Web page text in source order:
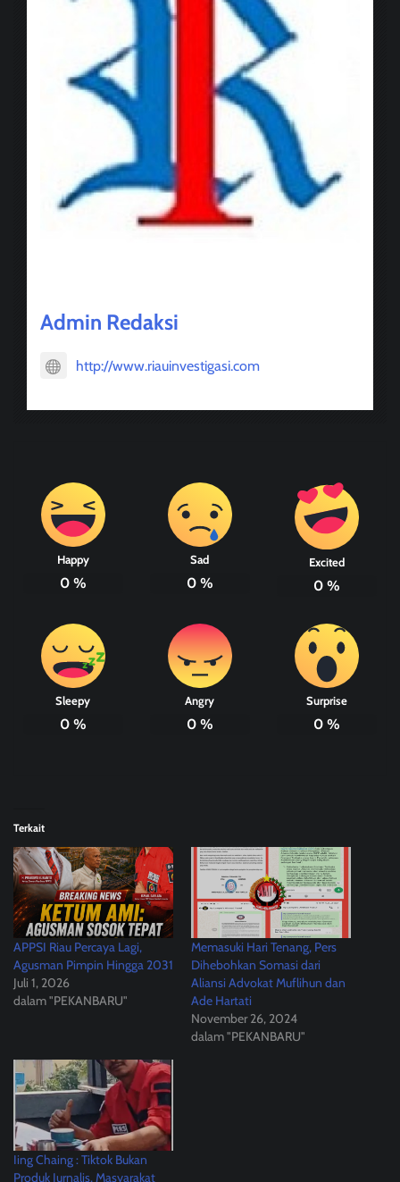
Admin Redaksi
http://www.riauinvestigasi.com
Happy
0%
Sad
0%
Excited
0%
Sleepy
0%
Angry
0%
Surprise
0%
Terkait
APPSI Riau Percaya Lagi,
Agusman Pimpin Hingga 2031
Juli 1, 2026
dalam "PEKANBARU"
Memasuki Hari Tenang, Pers
Dihebohkan Somasi dari
Aliansi Advokat Muflihun dan
Ade Hartati
November 26, 2024
dalam "PEKANBARU"
Iing Chaing : Tiktok Bukan
Produk Jurnalis, Masyarakat